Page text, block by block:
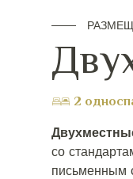
2
со
письменным